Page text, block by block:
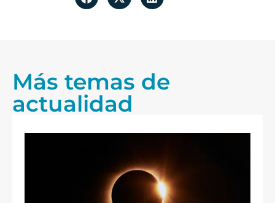
Más temas de
actualidad